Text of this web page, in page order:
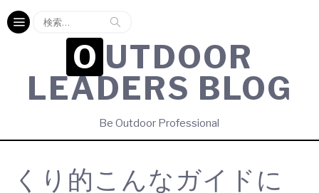
検
OUTDOOR
LEADERS BLOG
Be Outdoor Professional
くり的こんなガイドに